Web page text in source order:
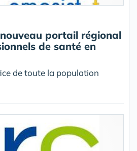
portail régional
de santé en
de toute la population